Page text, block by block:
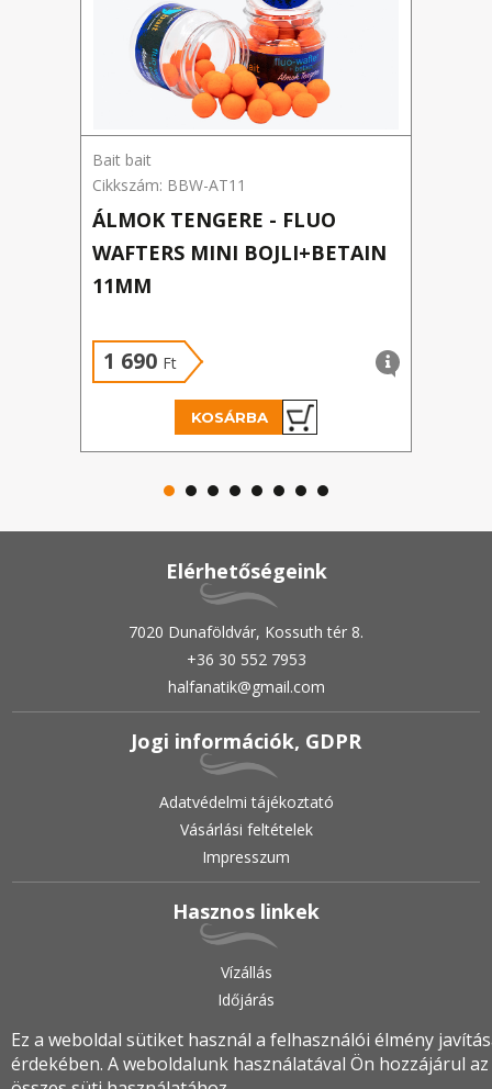
Bait bait
Cikkszám: BBW-AT11
ÁLMOK TENGERE - FLUO
WAFTERS MINI BOJLI+BETAIN
11MM
1 690 Ft
KOSÁRBA
Elérhetőségeink
7020 Dunaföldvár, Kossuth tér 8.
+36 30 552 7953
halfanatik@gmail.com
Jogi információk, GDPR
Adatvédelmi tájékoztató
Vásárlási feltételek
Impresszum
Hasznos linkek
Vízállás
Időjárás
2019.•© halfanatik.hu•Minden jog fenntartva!
Ez a weboldal sütiket használ a felhasználói élmény
érdekében. A weboldalunk használatával Ön hozzájárul az